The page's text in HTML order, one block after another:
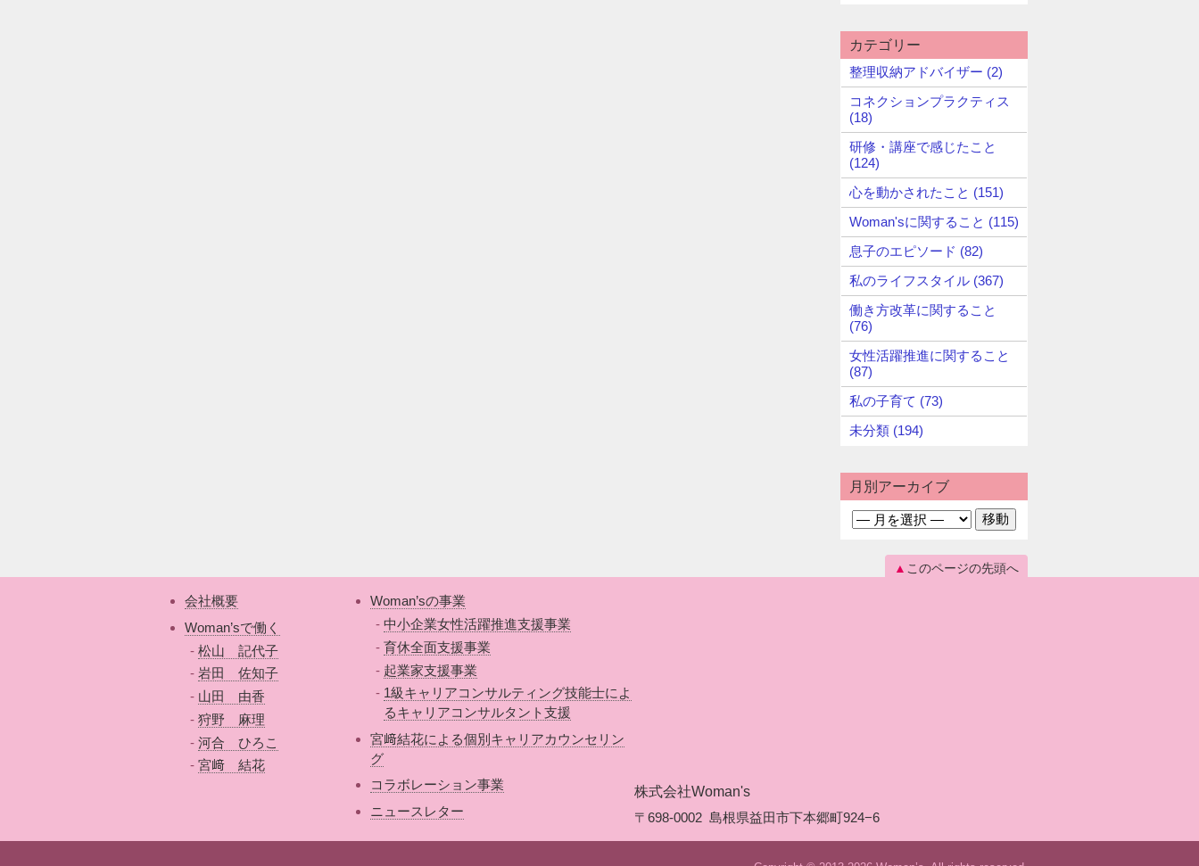
カテゴリー
整理収納アドバイザー (2)
コネクションプラクティス
(18)
研修・講座で感じたこと
(124)
心を動かされたこと (151)
Woman'sに関すること (115)
息子のエピソード (82)
私のライフスタイル (367)
働き方改革に関すること
(76)
女性活躍推進に関すること
(87)
私の子育て (73)
未分類 (194)
月別アーカイブ
会社概要
Woman’sで働く
松山 記代子
岩田 佐知子
山田 由香
狩野 麻理
河合 ひろこ
宮﨑 結花
Woman’sの事業
中小企業女性活躍推進支援事業
育休全面支援事業
起業家支援事業
1級キャリアコンサルティング技能士によ
るキャリアコンサルタント支援
宮﨑結花による個別キャリアカウンセリン
グ
コラボレーション事業
ニュースレター
株式会社Woman's
〒698-0002 島根県益田市下本郷町924−6
このページの先頭へ